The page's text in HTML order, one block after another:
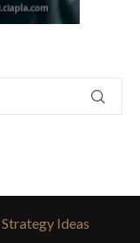
Strategy Ideas